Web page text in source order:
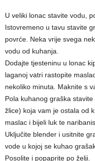
U veliki lonac stavite vodu,
Istovremeno u tavu stavite
povrće. Neka vrije svega
vodu od kuhanja.
Dodajte tjesteninu u lonac
laganoj vatri rastopite
nekoliko minuta. Maknite s
Pola kuhanog graška
žlice) koja vam je ostala od
maslac i bijeli luk te
Uključite blender i usitnite
vode u kojoj se kuhao
Posolite i popaprite po želji.